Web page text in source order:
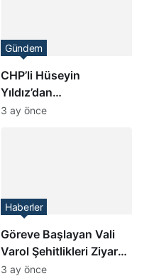
CHP’li Hüseyin
Yıldız’dan
Kılıçdaroğlu’na Destek
Gündem
3 ay önce
Göreve Başlayan Vali
Varol Şehitlikleri Ziyaret
Etti
Haberler
3 ay önce